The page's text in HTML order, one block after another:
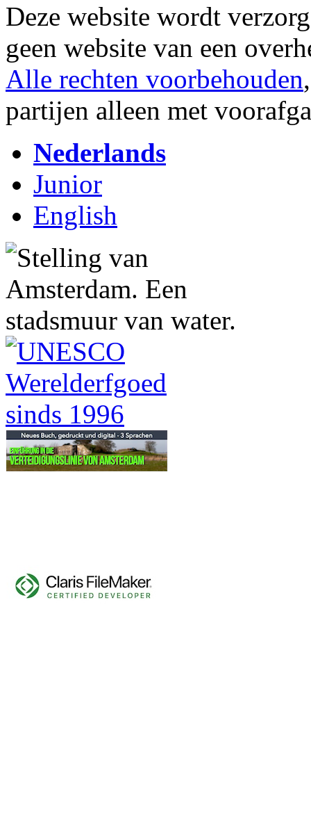
Deze website wordt
geen website van een
Alle rechten voorbehouden
partijen alleen met
Nederlands
Junior
English